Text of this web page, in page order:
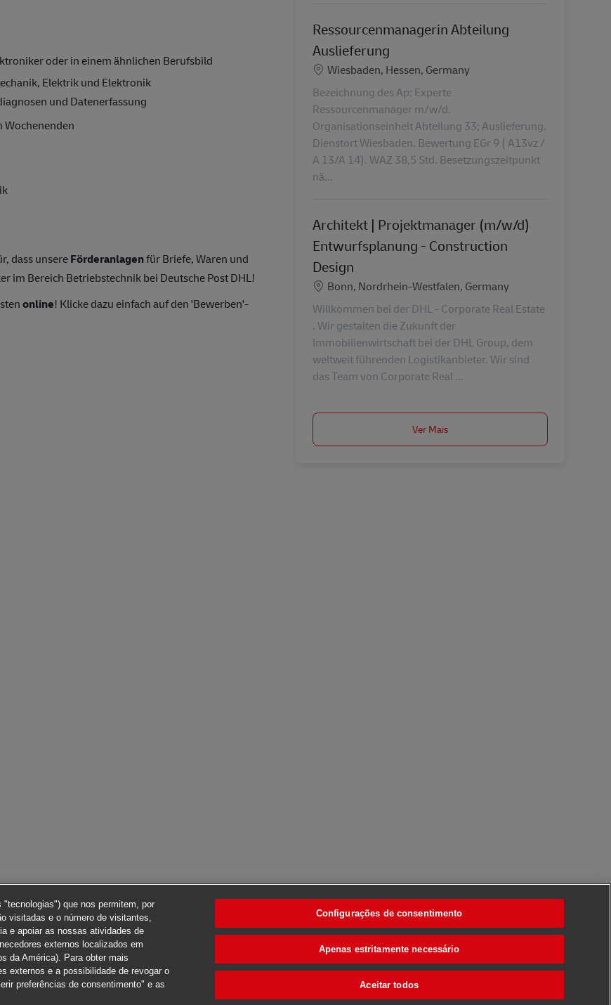
oder in einem ähnlichen Berufsbild
Elektrik und Elektronik
und Datenerfassung
Wochenenden
dass unsereFörderanlagenfür Briefe, Waren und
im Bereich Betriebstechnik bei Deutsche Post DHL!
online! Klicke dazu einfach auf den 'Bewerben'-
Ressourcenmanagerin Abteilung
Auslieferung
Localização
Wiesbaden, Hessen, Germany
Bezeichnung des Ap: Experte
Ressourcenmanager m/w/d.
Organisationseinheit Abteilung 33; Auslieferung.
Dienstort Wiesbaden. Bewertung EGr 9 ( A13vz /
A 13/A 14). WAZ 38,5 Std. Besetzungszeitpunkt
nä...
Architekt | Projektmanager (m/w/d)
Entwurfsplanung - Construction
Design
Localização
Bonn, Nordrhein-Westfalen, Germany
Willkommen bei der DHL - Corporate Real Estate
. Wir gestalten die Zukunft der
Immobilienwirtschaft bei der DHL Group, dem
weltweit führenden Logistikanbieter. Wir sind
das Team von Corporate Real ...
Ver Mais
que nos permitem, por
visitadas e o número de visitantes,
e apoiar as nossas atividades de
externos localizados em
da América). Para obter mais
externos e a possibilidade de revogar o
preferências de consentimento" e as
Configurações de consentimento
Apenas estritamente necessário
Aceitar todos